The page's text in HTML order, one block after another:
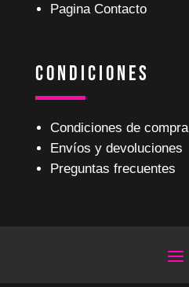
Pagina Contacto
Condiciones
Condiciones de compra
Envíos y devoluciones
Preguntas frecuentes